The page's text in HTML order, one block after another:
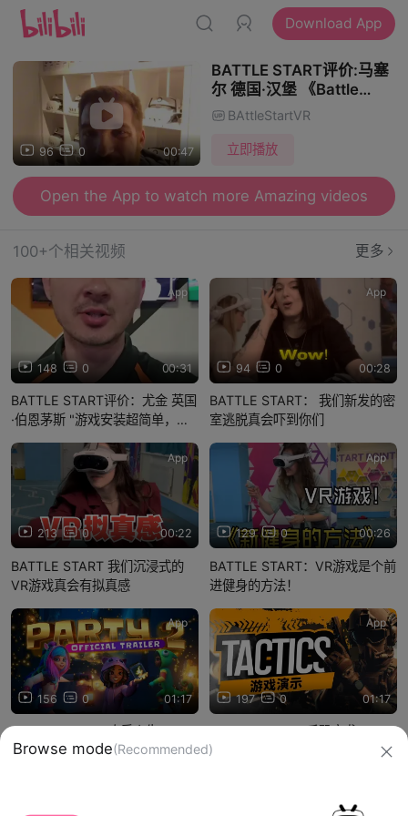
Download App
96 0 00:47
BATTLE START评价:马塞
尔 德国·汉堡 《Battle
Start》是最棒的合作伙
伴！
BAttleStartVR
立即播放
Open the App to watch more Amazing videos
100+个相关视频 更多
148 0 00:31
App
BATTLE START评价：尤金 英国
·伯恩茅斯 "游戏安装超简单，操
94 0 00:28
App
BATTLE START： 我们新发的密
室逃脱真会吓到你们
213 0 00:22
App
BATTLE START 我们沉浸式的
VR游戏真会有拟真感
129 0 00:26
App
BATTLE START：VR游戏是个前
进健身的方法！
156 0 01:17
App
BATTLE START 欢乐人生2：VR
乐园家庭娱乐王牌体验（2025
197 0 01:17
App
BATTLE START 反恐突袭: ——
体验高维战争，这款VR射击游戏
Browse mode(Recommended)